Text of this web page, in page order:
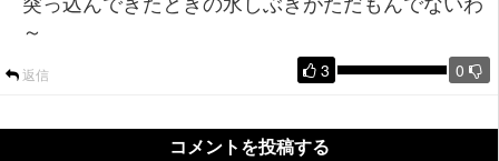
～
3 0
返信
コメントを投稿する